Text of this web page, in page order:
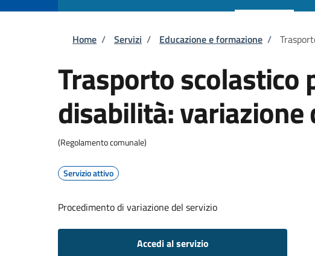
Briciole di pane
Home / Servizi / Educazione e formazione /
Trasporto scolastico
disabilità: variazione
(Regolamento comunale)
Servizio attivo
Procedimento di variazione del servizio
Accedi al servizio